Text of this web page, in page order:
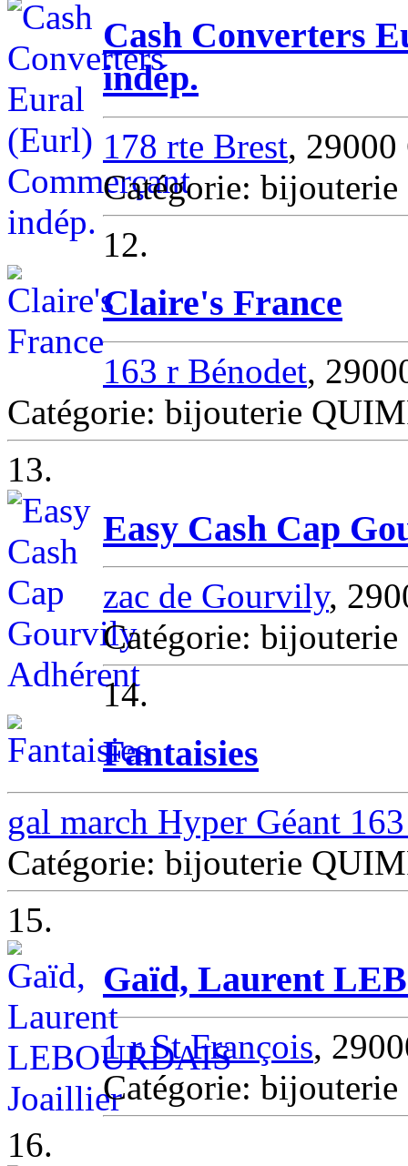
Cash Converters
indép.
178 rte Brest,
Catégorie:
12.
Claire's France
163 r Bénodet,
Catégorie: bijouterie
13.
Easy Cash Cap
zac de Gourvily,
Catégorie:
14.
Fantaisies
gal march Hyper Géant
Catégorie: bijouterie
15.
Gaïd, Laurent
1 r St François,
Catégorie:
16.